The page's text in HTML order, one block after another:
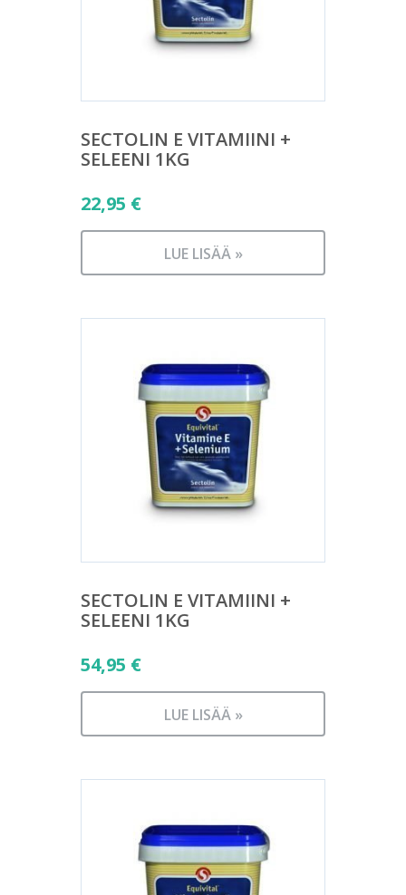
SECTOLIN E VITAMIINI +
SELEENI 1KG
22,95 €
LUE LISÄÄ »
SECTOLIN E VITAMIINI +
SELEENI 1KG
54,95 €
LUE LISÄÄ »